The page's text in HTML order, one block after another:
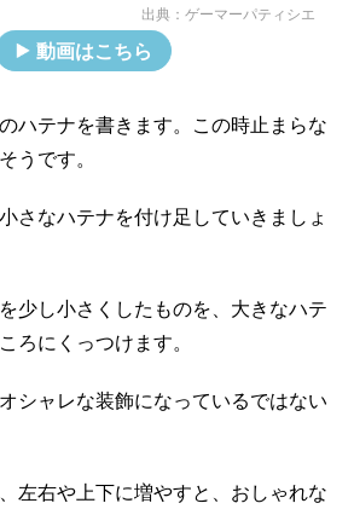
出典： ゲーマーパティシエ
動画はこちら
ハテナを書きます。この時止まらな
うです。
さなハテナを付け足していきましょ
少し小さくしたものを、大きなハテ
ろにくっつけます。
シャレな装飾になっているではない
左右や上下に増やすと、おしゃれな